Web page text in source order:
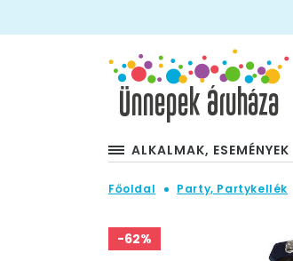
ALKALMAK, ESEMÉNYEK
Főoldal Party, Partykellék
-62%